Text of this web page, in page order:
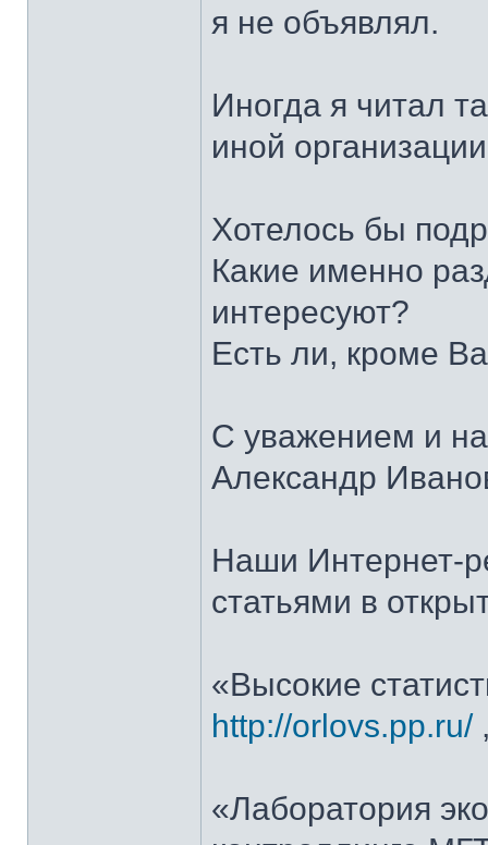
я не объявлял.
Иногда я читал
иной
Хотелось бы
Какие именно
интересуют?
Есть ли, кроме
С уважением и
Александр
Наши Интернет-
статьями в
«Высокие
http://orlovs.pp.ru/
«Лаборатория